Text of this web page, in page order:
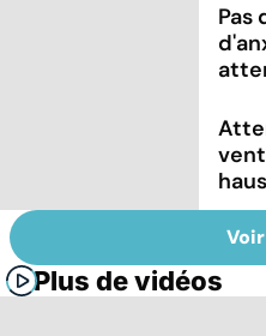
Pas
Plus de vidéos